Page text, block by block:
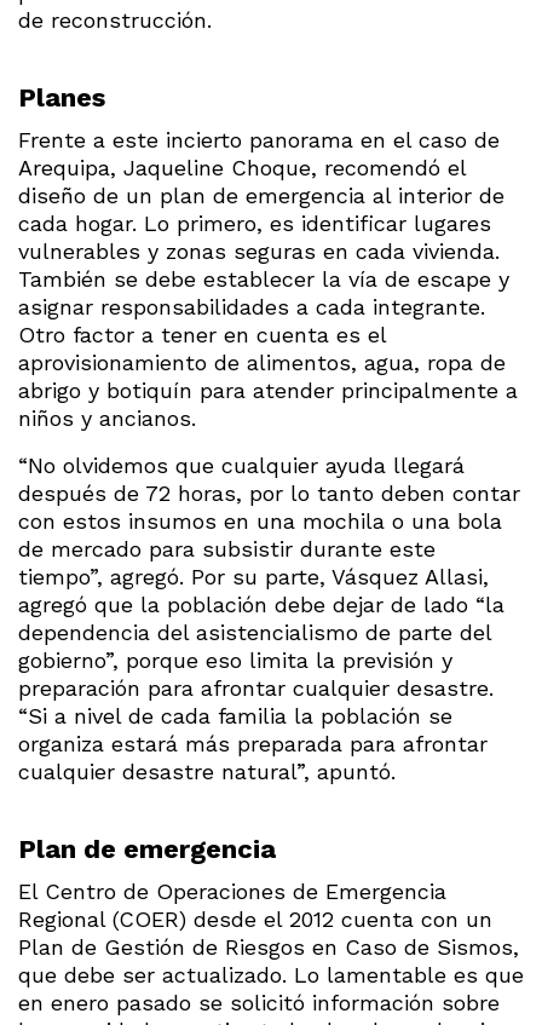
de reconstrucción.
Planes
Frente a este incierto panorama en el caso de
Arequipa, Jaqueline Choque, recomendó el
diseño de un plan de emergencia al interior de
cada hogar. Lo primero, es identificar lugares
vulnerables y zonas seguras en cada vivienda.
También se debe establecer la vía de escape y
asignar responsabilidades a cada integrante.
Otro factor a tener en cuenta es el
aprovisionamiento de alimentos, agua, ropa de
abrigo y botiquín para atender principalmente a
niños y ancianos.
“No olvidemos que cualquier ayuda llegará
después de 72 horas, por lo tanto deben contar
con estos insumos en una mochila o una bola
de mercado para subsistir durante este
tiempo”, agregó. Por su parte, Vásquez Allasi,
agregó que la población debe dejar de lado “la
dependencia del asistencialismo de parte del
gobierno”, porque eso limita la previsión y
preparación para afrontar cualquier desastre.
“Si a nivel de cada familia la población se
organiza estará más preparada para afrontar
cualquier desastre natural”, apuntó.
Plan de emergencia
El Centro de Operaciones de Emergencia
Regional (COER) desde el 2012 cuenta con un
Plan de Gestión de Riesgos en Caso de Sismos,
que debe ser actualizado. Lo lamentable es que
en enero pasado se solicitó información sobre